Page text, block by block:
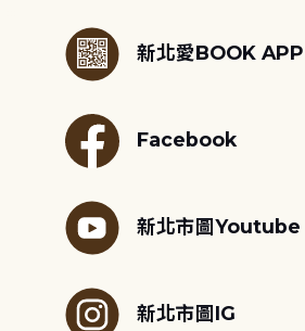
新北愛BOOK APP
Facebook
新北市圖Youtube
新北市圖IG